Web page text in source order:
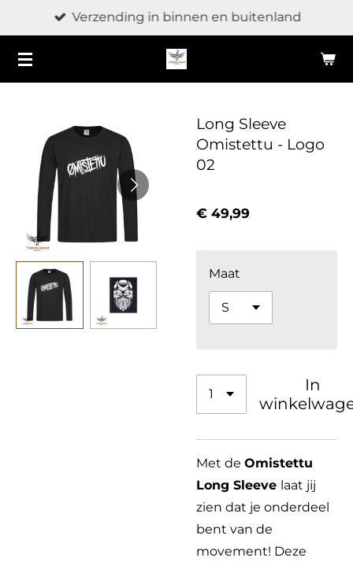
direct
naar
de
Verzending in binnen en buitenland
Long Sleeve
Omistettu - Logo
02
€ 49,99
Maat
In
Met de Omistettu
Long Sleeve laat jij
zien dat je onderdeel
bent van de
movement! Deze